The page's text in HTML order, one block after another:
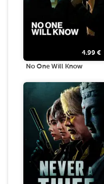
4.99 €
No One Will Know